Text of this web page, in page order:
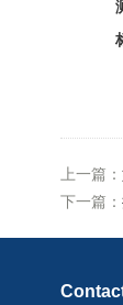
上一篇：
下一篇：